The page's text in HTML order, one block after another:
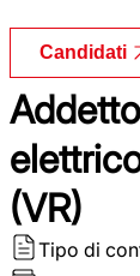
Candidati
(VR)
Tipo di